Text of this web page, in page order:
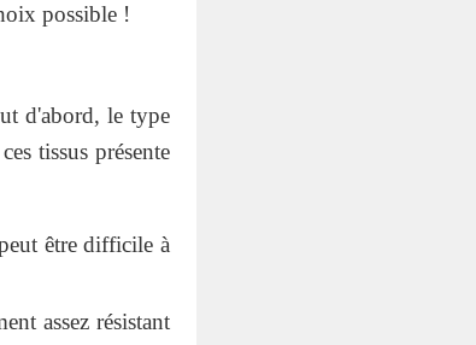
possible !
d'abord, le type
tissus présente
être difficile à
assez résistant